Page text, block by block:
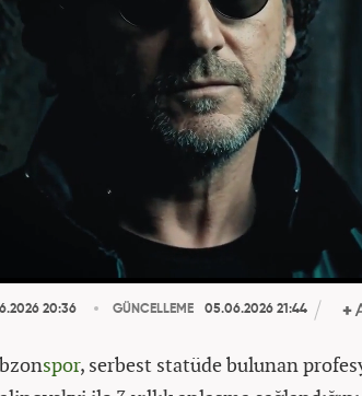
20:36 GÜNCELLEME 05.06.2026 21:44
spor, serbest statüde bulunan